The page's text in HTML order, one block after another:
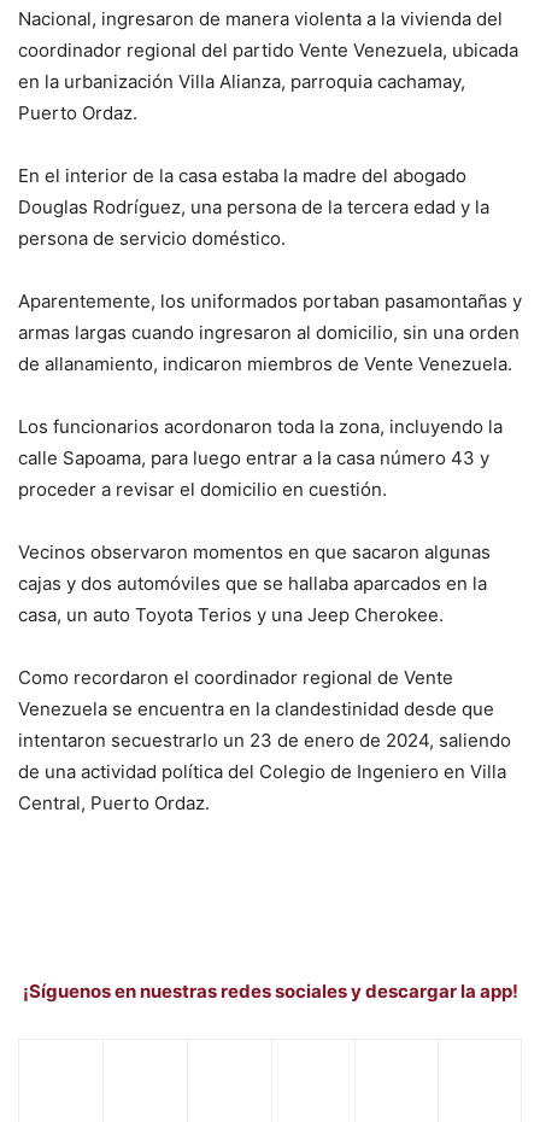
Nacional, ingresaron de manera violenta a la vivienda del
coordinador regional del partido Vente Venezuela, ubicada
en la urbanización Villa Alianza, parroquia cachamay,
Puerto Ordaz.
En el interior de la casa estaba la madre del abogado
Douglas Rodríguez, una persona de la tercera edad y la
persona de servicio doméstico.
Aparentemente, los uniformados portaban pasamontañas y
armas largas cuando ingresaron al domicilio, sin una orden
de allanamiento, indicaron miembros de Vente Venezuela.
Los funcionarios acordonaron toda la zona, incluyendo la
calle Sapoama, para luego entrar a la casa número 43 y
proceder a revisar el domicilio en cuestión.
Vecinos observaron momentos en que sacaron algunas
cajas y dos automóviles que se hallaba aparcados en la
casa, un auto Toyota Terios y una Jeep Cherokee.
Como recordaron el coordinador regional de Vente
Venezuela se encuentra en la clandestinidad desde que
intentaron secuestrarlo un 23 de enero de 2024, saliendo
de una actividad política del Colegio de Ingeniero en Villa
Central, Puerto Ordaz.
¡Síguenos en nuestras redes sociales y descargar la app!